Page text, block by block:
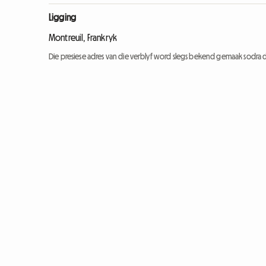
Ligging
Montreuil, Frankryk
Die presiese adres van die verblyf word slegs bekend gemaak sodra